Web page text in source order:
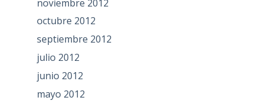
noviembre 2012
octubre 2012
septiembre 2012
julio 2012
junio 2012
mayo 2012